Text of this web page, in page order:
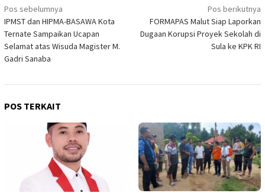
Navigasi
pos
Pos sebelumnya
IPMST dan HIPMA-BASAWA Kota
Ternate Sampaikan Ucapan
Selamat atas Wisuda Magister M.
Gadri Sanaba
Pos berikutnya
FORMAPAS Malut Siap Laporkan
Dugaan Korupsi Proyek Sekolah di
Sula ke KPK RI
POS TERKAIT